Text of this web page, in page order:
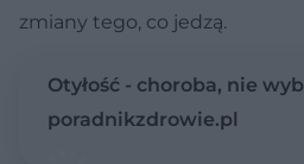
zmiany tego, co jedzą.
Otyłość - choroba, nie
poradnikzdrowie.pl